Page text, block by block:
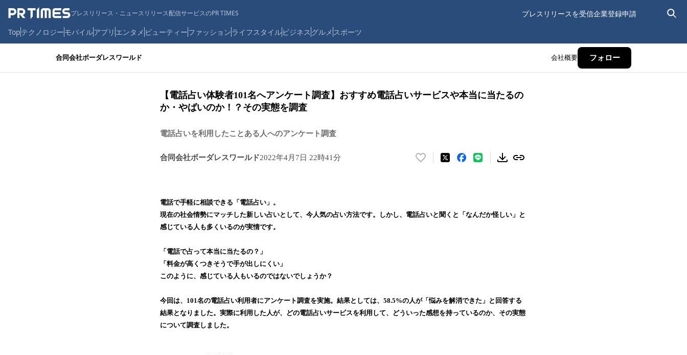
プレスリリース・ニュースリリース配信サービスのPR TIMES プレスリリースを受信企業登録申請
Topテクノロジーモバイルアプリ エンタメ ビューティーファッションライフスタイルビジネス グルメ スポーツ
合同会社ボーダレスワールド 会社概要 フォロー
【電話占い体験者101名へアンケート調査】おすすめ電話占いサービスや本当に当たるの
か・やばいのか！？その実態を調査
電話占いを利用したことある人へのアンケート調査
合同会社ボーダレスワールド2022年4月7日 22時41分
い
を
電話で手軽に相談できる「電話占い」。
現在の社会情勢にマッチした新しい占いとして、今人気の占い方法です。しかし、電話占いと聞くと「なんだか怪しい」と
感じている人も多くいるのが実情です。
「電話で占って本当に当たるの？」
「料金が高くつきそうで手が出しにくい」
このように、感じている人もいるのではないでしょうか？
今回は、101名の電話占い利用者にアンケート調査を実施。結果としては、58.5%の人が「悩みを解消できた」と回答する
結果となりました。実際に利用した人が、どの電話占いサービスを利用して、どういった感想を持っているのか、その実態
について調査しました。